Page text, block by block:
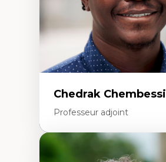
Chedrak Chembessi
Professeur adjoint